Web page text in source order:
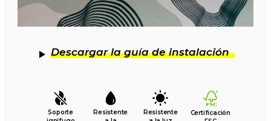
Descargar la guía de instalación
Soporte
Resistente
Resistente
Certificación